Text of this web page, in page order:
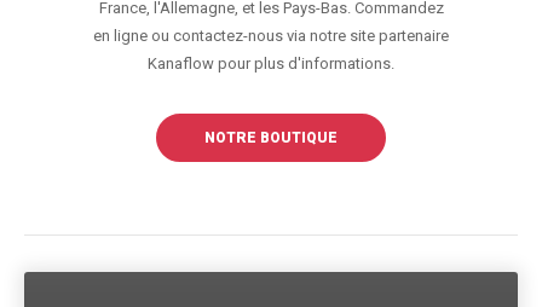
France, l'Allemagne, et les Pays-Bas. Commandez
en ligne ou contactez-nous via notre site partenaire
Kanaflow pour plus d'informations.
NOTRE BOUTIQUE